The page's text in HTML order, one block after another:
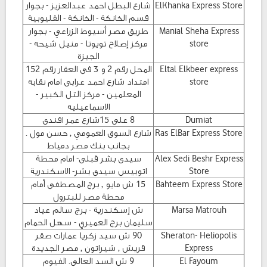
ElKhanka Express Store شارع البطل احمد عبدالعزيز - بجوار
قسم الخانكة - الخانكة - القليوبية
Manial Sheha Express
store
طريق مصر أسيوط الزراعي - بجوار
مركز إصلاح تويوتا - منيل شيحه -
الجيزة
Eltal Elkbeer express
store
المحل رقم 2 و 3 فى العقار رقم 152
امتداد شارع احمد عرابى امام نقابه
المعلمين - مركز التل الكبير -
الاسماعيليه
Dumiat
8 على 15شارع عمر افندى
Ras ElBar Express Store شارع السوق العمومي , حسن مول .
بجانب بنك مصر دمياط
Alex Sedi Beshr Express
Store
سيدى بشر قبلى- امام محطة
اتوبيس سيدى بشر- الاسكندرية
Bahteem Express Store
15 ش مايو , برج المصطفى أمام
محطة مصر للبترول
Marsa Matrouh
ش إسكندرية - برج سالم عياد
سليمان برج العميري - سهل الحمام
Sheraton- Heliopolis
Express
90 ش سيد زكريا عمارات صقر
قريش , شيراتون , مصر الجديدة
El Fayoum
9 ش السد العالي. الفيوم